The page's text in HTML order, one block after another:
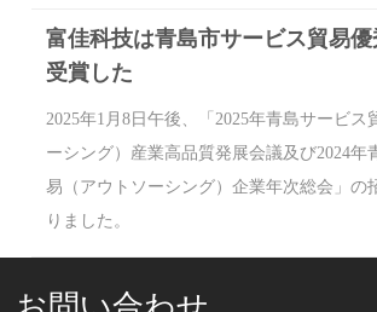
富佳科技は青島市サービス貿易
受賞した
2025年1月8日午後、「2025年青島サービス
ーシング）産業高品質発展会議及び2024年
易（アウトソーシング）企業年次総会」の
りました。